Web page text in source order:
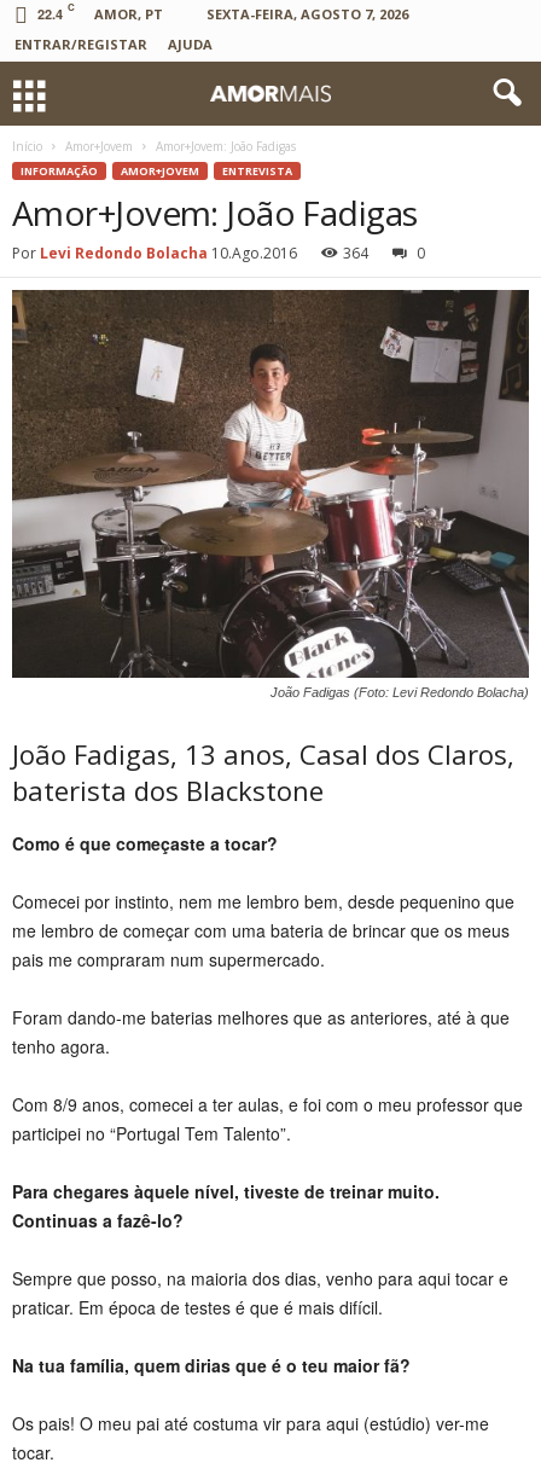
22.4 C AMOR, PT
SEXTA-FEIRA, AGOSTO 7, 2026
ENTRAR/REGISTAR
AJUDA
Início Amor+Jovem Amor+Jovem: João Fadigas
INFORMAÇÃO AMOR+JOVEM ENTREVISTA
Amor+Jovem: João Fadigas
Por Levi Redondo Bolacha 10.Ago.2016 364 0
João Fadigas (Foto: Levi Redondo Bolacha)
João Fadigas, 13 anos, Casal dos Claros,
baterista dos Blackstone
Como é que começaste a tocar?
Comecei por instinto, nem me lembro bem, desde pequenino que
me lembro de começar com uma bateria de brincar que os meus
pais me compraram num supermercado.
Foram dando-me baterias melhores que as anteriores, até à que
tenho agora.
Com 8/9 anos, comecei a ter aulas, e foi com o meu professor que
participei no “Portugal Tem Talento”.
Para chegares àquele nível, tiveste de treinar muito.
Continuas a fazê-lo?
Sempre que posso, na maioria dos dias, venho para aqui tocar e
praticar. Em época de testes é que é mais difícil.
Na tua família, quem dirias que é o teu maior fã?
Os pais! O meu pai até costuma vir para aqui (estúdio) ver-me
tocar.